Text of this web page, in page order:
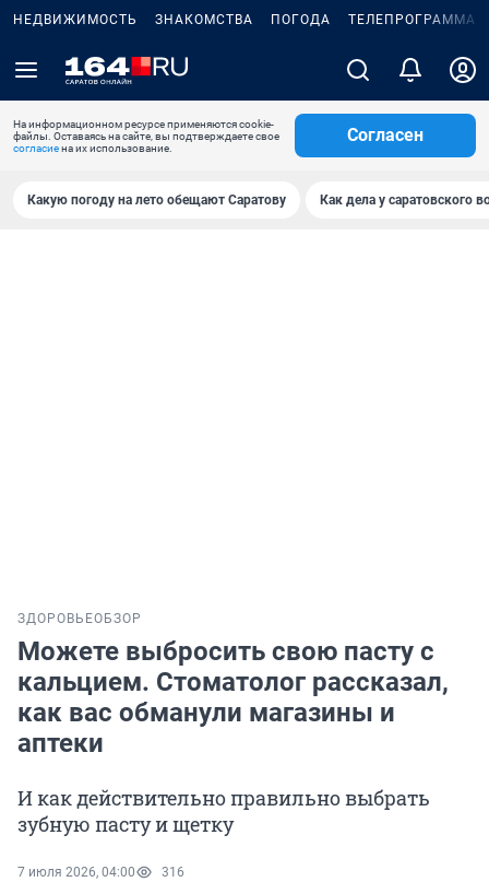
НЕДВИЖИМОСТЬ ЗНАКОМСТВА ПОГОДА ТЕЛЕПРОГРАММА
На информационном ресурсе применяются cookie-
файлы. Оставаясь на сайте, вы подтверждаете свое
согласиена их использование.
Согласен
Какую погоду на лето обещают Саратову Как дела у саратовского
ЗДОРОВЬЕОБЗОР
Можете выбросить свою пасту с
кальцием. Стоматолог рассказал,
как вас обманули магазины и
аптеки
И как действительно правильно выбрать
зубную пасту и щетку
7 июля 2026, 04:00 316